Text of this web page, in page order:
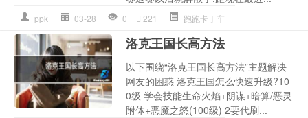
ppk 03-28 0 221 跑跑卡丁车
洛克王国长高方法
以下围绕“洛克王国长高方法”主题解决
网友的困惑 洛克王国怎么快速升级?10
0级 学会技能生命火焰+阴谋+暗算/恶灵
附体+恶魔之怒(100级) 2要代刷...